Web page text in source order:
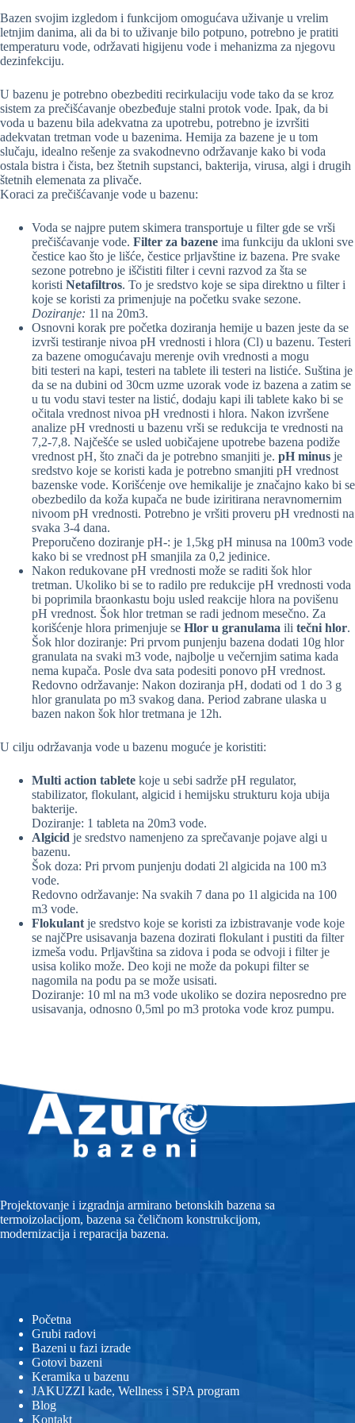
Bazen svojim izgledom i funkcijom omogućava uživanje u vrelim
letnjim danima, ali da bi to uživanje bilo potpuno, potrebno je pratiti
temperaturu vode, održavati higijenu vode i mehanizma za njegovu
dezinfekciju.
U bazenu je potrebno obezbediti recirkulaciju vode tako da se kroz
sistem za prečišćavanje obezbeđuje stalni protok vode. Ipak, da bi
voda u bazenu bila adekvatna za upotrebu, potrebno je izvršiti
adekvatan tretman vode u bazenima. Hemija za bazene je u tom
slučaju, idealno rešenje za svakodnevno održavanje kako bi voda
ostala bistra i čista, bez štetnih supstanci, bakterija, virusa, algi i drugih
štetnih elemenata za plivače.
Koraci za prečišćavanje vode u bazenu:
Voda se najpre putem skimera transportuje u filter gde se vrši
prečišćavanje vode. Filter za bazene ima funkciju da ukloni sve
čestice kao što je lišće, čestice prljavštine iz bazena. Pre svake
sezone potrebno je iščistiti filter i cevni razvod za šta se
koristi Netafiltros. To je sredstvo koje se sipa direktno u filter i
koje se koristi za primenjuje na početku svake sezone.
Doziranje: 1l na 20m3.
Osnovni korak pre početka doziranja hemije u bazen jeste da se
izvrši testiranje nivoa pH vrednosti i hlora (Cl) u bazenu. Testeri
za bazene omogućavaju merenje ovih vrednosti a mogu
biti testeri na kapi, testeri na tablete ili testeri na listiće. Suština je
da se na dubini od 30cm uzme uzorak vode iz bazena a zatim se
u tu vodu stavi tester na listić, dodaju kapi ili tablete kako bi se
očitala vrednost nivoa pH vrednosti i hlora. Nakon izvršene
analize pH vrednosti u bazenu vrši se redukcija te vrednosti na
7,2-7,8. Najčešće se usled uobičajene upotrebe bazena podiže
vrednost pH, što znači da je potrebno smanjiti je. pH minus je
sredstvo koje se koristi kada je potrebno smanjiti pH vrednost
bazenske vode. Korišćenje ove hemikalije je značajno kako bi se
obezbedilo da koža kupača ne bude iziritirana neravnomernim
nivoom pH vrednosti. Potrebno je vršiti proveru pH vrednosti na
svaka 3-4 dana.
Preporučeno doziranje pH-: je 1,5kg pH minusa na 100m3 vode
kako bi se vrednost pH smanjila za 0,2 jedinice.
Nakon redukovane pH vrednosti može se raditi šok hlor
tretman. Ukoliko bi se to radilo pre redukcije pH vrednosti voda
bi poprimila braonkastu boju usled reakcije hlora na povišenu
pH vrednost. Šok hlor tretman se radi jednom mesečno. Za
korišćenje hlora primenjuje se Hlor u granulama ili tečni hlor.
Šok hlor doziranje: Pri prvom punjenju bazena dodati 10g hlor
granulata na svaki m3 vode, najbolje u večernjim satima kada
nema kupača. Posle dva sata podesiti ponovo pH vrednost.
Redovno održavanje: Nakon doziranja pH, dodati od 1 do 3 g
hlor granulata po m3 svakog dana. Period zabrane ulaska u
bazen nakon šok hlor tretmana je 12h.
U cilju održavanja vode u bazenu moguće je koristiti:
Multi action tablete koje u sebi sadrže pH regulator,
stabilizator, flokulant, algicid i hemijsku strukturu koja ubija
bakterije.
Doziranje: 1 tableta na 20m3 vode.
Algicid je sredstvo namenjeno za sprečavanje pojave algi u
bazenu.
Šok doza: Pri prvom punjenju dodati 2l algicida na 100 m3
vode.
Redovno održavanje: Na svakih 7 dana po 1l algicida na 100
m3 vode.
Flokulant je sredstvo koje se koristi za izbistravanje vode koje
se najčPre usisavanja bazena dozirati flokulant i pustiti da filter
izmeša vodu. Prljavština sa zidova i poda se odvoji i filter je
usisa koliko može. Deo koji ne može da pokupi filter se
nagomila na podu pa se može usisati.
Doziranje: 10 ml na m3 vode ukoliko se dozira neposredno pre
usisavanja, odnosno 0,5ml po m3 protoka vode kroz pumpu.
Projektovanje i izgradnja armirano betonskih bazena sa
termoizolacijom, bazena sa čeličnom konstrukcijom,
modernizacija i reparacija bazena.
Početna
Grubi radovi
Bazeni u fazi izrade
Gotovi bazeni
Keramika u bazenu
JAKUZZI kade, Wellness i SPA program
Blog
Kontakt